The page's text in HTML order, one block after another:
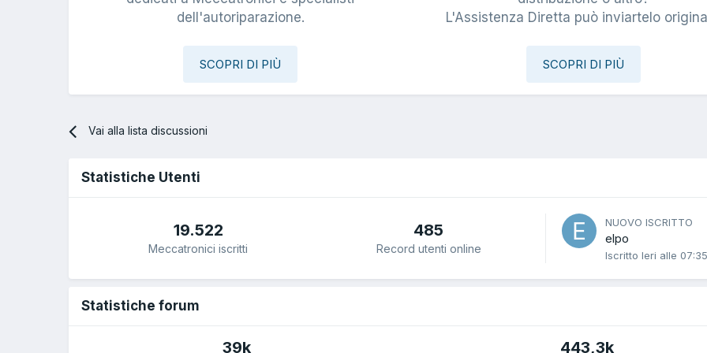
dell'autoriparazione.
SCOPRI DI PIÙ
L'Assistenza Diretta può inviartelo
SCOPRI DI PIÙ
Vai alla lista discussioni
Statistiche Utenti
19.522
Meccatronici iscritti
485
Record utenti online
NUOVO ISCRITTO
elpo
Iscritto Ieri alle 07:35
Statistiche forum
39k 443,3k